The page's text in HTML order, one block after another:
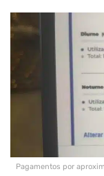
Pagamentos por